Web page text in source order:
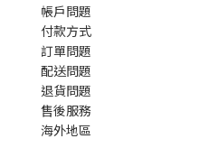
帳戶問題
付款方式
訂單問題
配送問題
退貨問題
售後服務
海外地區